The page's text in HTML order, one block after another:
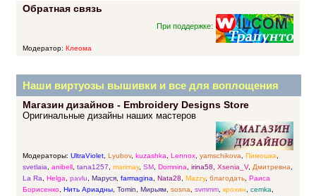
Обратная связь
При поддержке:
Модератор: Клеома
Наши виртуозы вышивки и все для воплощения
прекрасных идей
Магазин дизайнов - Embroidery Designs Store
Оригинальные дизайны наших мастеров
Модераторы: UltraViolet, Lyubov, kuzashka, Lennox, yamschikova, Пимошка,
svetlaia, anibell, tana1257, marimay, SM, Domnina, irina58, Xsenia_V, Дмитревна,
La Ra, Helga, pavlu, Маруся, farmagina, Nata28, Mazzy, благодать, Раиса
Борисенко, Нить Ариадны, Tomin, Мирьям, sosna, svmmm, крохин, cemka,